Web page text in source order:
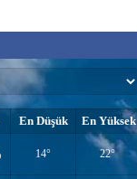
En Düşük En Yüksek
14° 22°